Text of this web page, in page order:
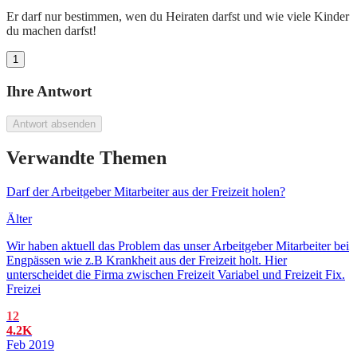
Er darf nur bestimmen, wen du Heiraten darfst und wie viele Kinder
du machen darfst!
1
Ihre Antwort
Antwort absenden
Verwandte Themen
Darf der Arbeitgeber Mitarbeiter aus der Freizeit holen?
Älter
Wir haben aktuell das Problem das unser Arbeitgeber Mitarbeiter bei
Engpässen wie z.B Krankheit aus der Freizeit holt. Hier
unterscheidet die Firma zwischen Freizeit Variabel und Freizeit Fix.
Freizei
12
4.2K
Feb 2019